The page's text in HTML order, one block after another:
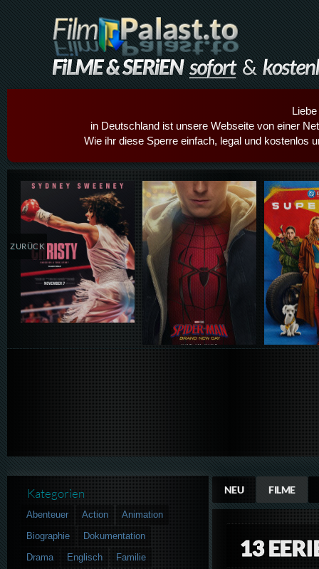
in Deutschland ist unsere Webseite von einer
Wie ihr diese Sperre einfach, legal und kostenlos
Details,Play Details,Play
ZURÜCK
NEU FILME
13
Kategorien
Abenteuer Action
Animation
Biographie
Dokumentation
Drama
Englisch
Familie